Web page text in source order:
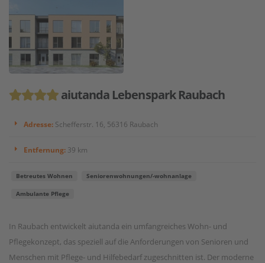
aiutanda Lebenspark Raubach
Adresse: Schefferstr. 16, 56316 Raubach
Entfernung: 39 km
Betreutes Wohnen Seniorenwohnungen/-wohnanlage
Ambulante Pflege
In Raubach entwickelt aiutanda ein umfangreiches Wohn- und
Pflegekonzept, das speziell auf die Anforderungen von Senioren und
Menschen mit Pflege- und Hilfebedarf zugeschnitten ist. Der moderne